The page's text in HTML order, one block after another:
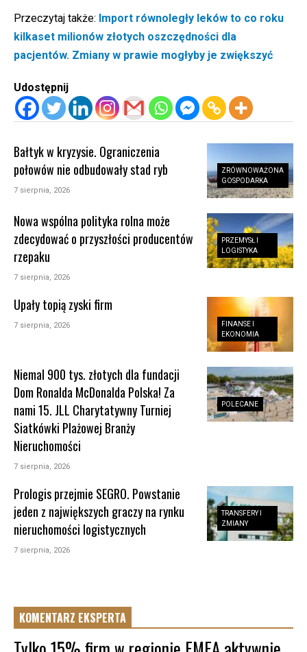
Przeczytaj także: Import równoległy leków to co roku
kilkaset milionów złotych oszczędności dla
pacjentów. Zmiany w prawie mogłyby je zwiększyć
Udostępnij
ZRÓWNOWAŻONA
GOSPODARKA
Bałtyk w kryzysie. Ograniczenia
połowów nie odbudowały stad ryb
7 sierpnia, 2026
PRZEMYSŁ I
LOGISTYKA
Nowa wspólna polityka rolna może
zdecydować o przyszłości producentów
rzepaku
7 sierpnia, 2026
FINANSE I
EKONOMIA
Upały topią zyski firm
7 sierpnia, 2026
POLECANE
Niemal 900 tys. złotych dla fundacji
Dom Ronalda McDonalda Polska! Za
nami 15. JLL Charytatywny Turniej
Siatkówki Plażowej Branży
Nieruchomości
7 sierpnia, 2026
TRANSFERY I
ZMIANY
Prologis przejmie SEGRO. Powstanie
jeden z największych graczy na rynku
nieruchomości logistycznych
7 sierpnia, 2026
KOMENTARZ EKSPERTA